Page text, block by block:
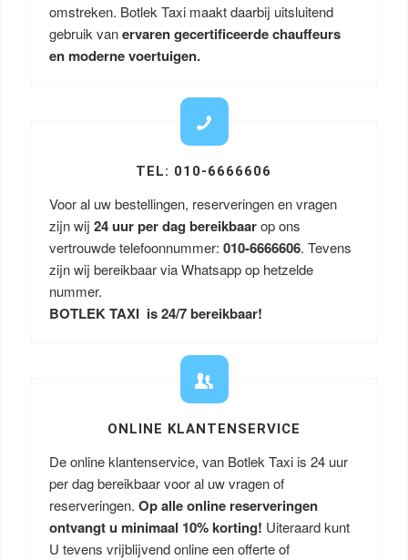
omstreken. Botlek Taxi maakt daarbij uitsluitend
gebruik vanervaren gecertificeerde chauffeurs
en moderne voertuigen.
TEL: 010-6666606
Voor al uw bestellingen, reserveringen en vragen
zijn wij 24 uur per dag bereikbaarop ons
vertrouwde telefoonnummer: 010-6666606. Tevens
zijn wij bereikbaar via Whatsapp op hetzelde
nummer.
BOTLEK TAXI is 24/7 bereikbaar!
ONLINE KLANTENSERVICE
De online klantenservice, van Botlek Taxi is 24 uur
per dag bereikbaar voor al uw vragen of
reserveringen. Op alle online reserveringen
ontvangt u minimaal 10% korting! Uiteraard kunt
U tevens vrijblijvend online een offerte of